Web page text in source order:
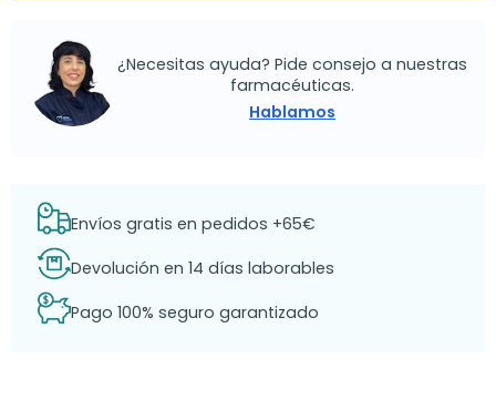
¿Necesitas ayuda? Pide consejo a nuestras
farmacéuticas.
Hablamos
Envíos gratis en pedidos +65€
Devolución en 14 días laborables
Pago 100% seguro garantizado